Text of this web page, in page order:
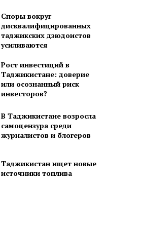
Споры вокруг
дисквалифицированных
таджикских дзюдоистов
усиливаются
Рост инвестиций в
Таджикистане: доверие
или осознанный риск
инвесторов?
В Таджикистане возросла
самоцензура среди
журналистов и блогеров
Таджикистан ищет новые
источники топлива